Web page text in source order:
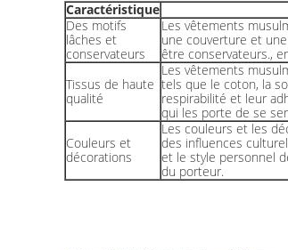
Caractéristique
Des motifs
lâches et
conservateurs
Les vêtements
une couverture et
être conservateurs.,
Tissus de haute
qualité
Les vêtements
tels que le coton, la
respirabilité et leur
qui les porte de se
Couleurs et
décorations
Les couleurs et les
des influences
et le style personnel
du porteur.